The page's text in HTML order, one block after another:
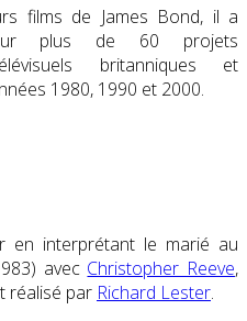
films de James Bond, il a
plus de 60 projets
britanniques et
1980, 1990 et 2000.
en interprétant le marié au
avec Christopher Reeve,
réalisé par Richard Lester.